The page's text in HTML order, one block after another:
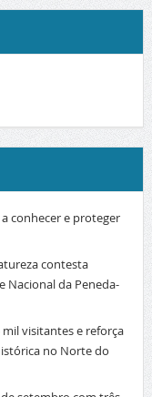
conhecer e proteger
contesta
Nacional da Peneda-
mil visitantes e reforça
no Norte do